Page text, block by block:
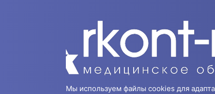
Мы используем файлы cookies для